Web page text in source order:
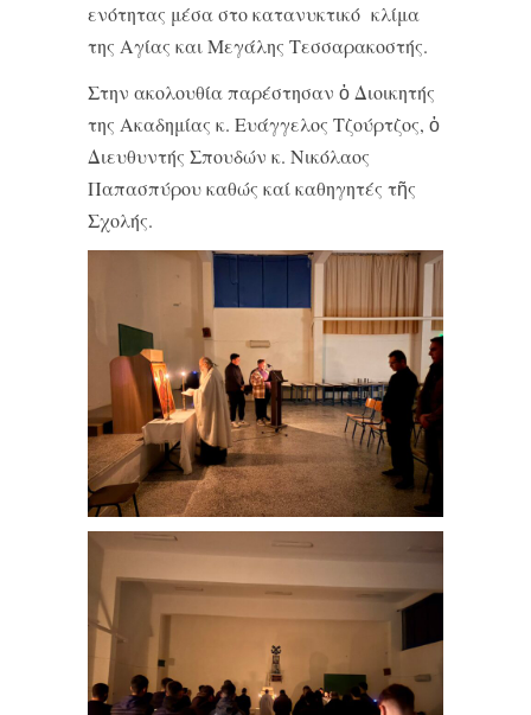
ενότητας μέσα στο κατανυκτικό κλίμα
της Αγίας και Μεγάλης Τεσσαρακοστής.
Στην ακολουθία παρέστησαν ὁ Διοικητής
της Ακαδημίας κ. Ευάγγελος Τζούρτζος, ὁ
Διευθυντής Σπουδών κ. Νικόλαος
Παπασπύρου καθώς καί καθηγητές τῆς
Σχολής.